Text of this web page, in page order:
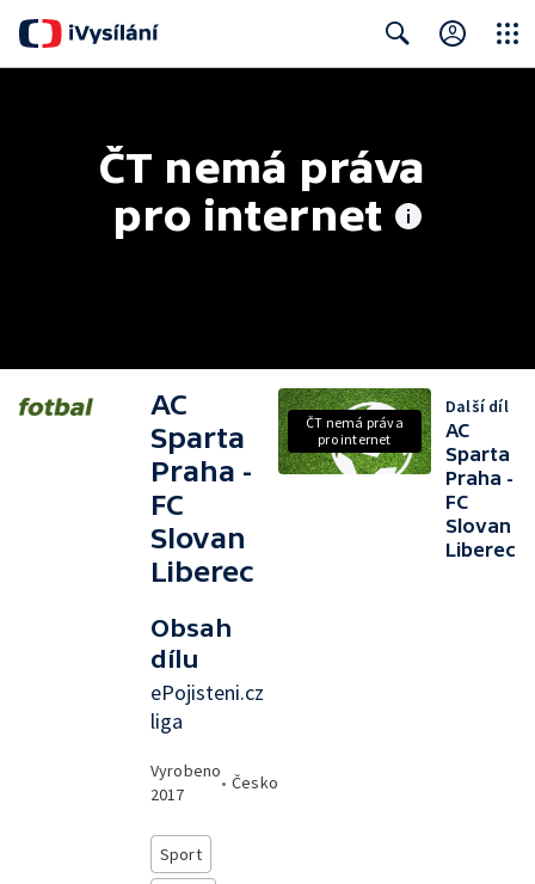
ČT nemá práva
pro internet
AC
Sparta
Praha -
FC
Slovan
Liberec
Obsah
dílu
ePojisteni.cz
liga
Vyrobeno
2017
• Česko
Sport
ČT nemá práva
pro internet
Další díl
AC
Sparta
Praha -
FC
Slovan
Liberec